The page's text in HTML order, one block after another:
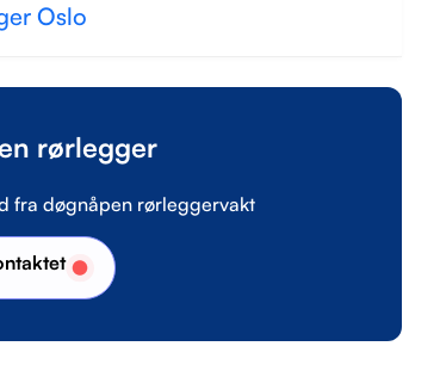
Oslo
rørlegger
fra døgnåpen rørleggervakt